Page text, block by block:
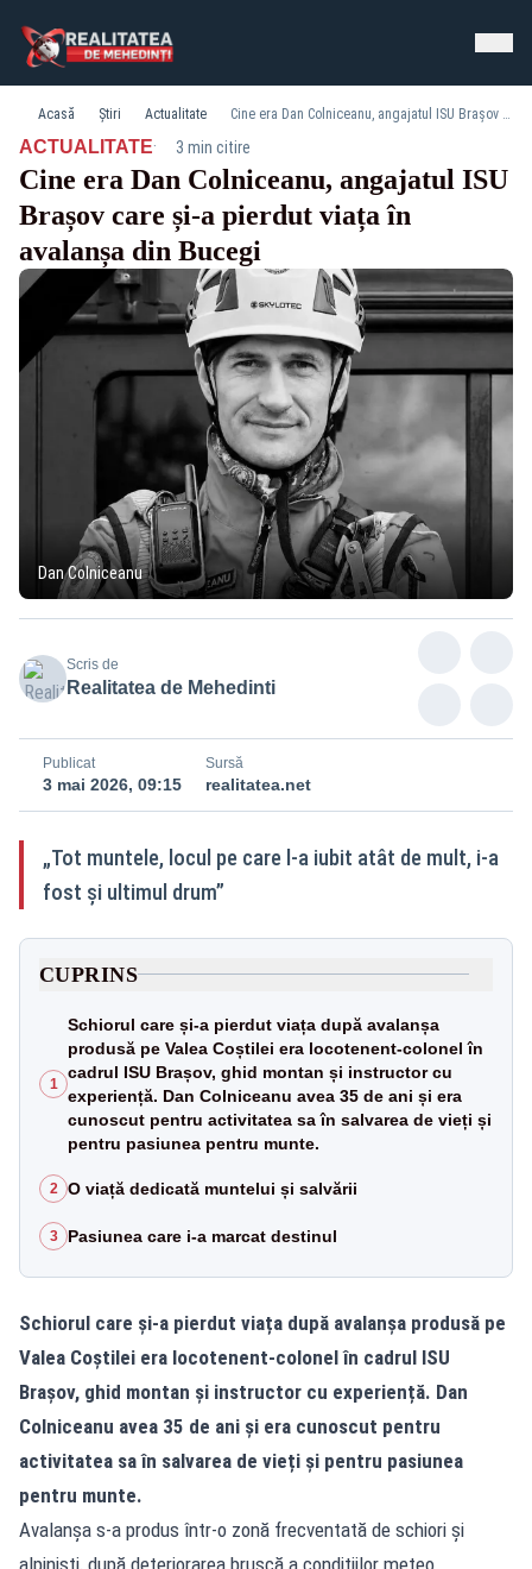
Acasă Știri Actualitate Cine era Dan Colniceanu, angajatul ISU Brașov care și-a pierdut viața în avalanșa din Bucegi
ACTUALITATE· 3 min citire
Cine era Dan Colniceanu, angajatul ISU
Brașov care și-a pierdut viața în
avalanșa din Bucegi
Dan Colniceanu
Scris de
Realitatea de Mehedinti
Publicat
3 mai 2026, 09:15
Sursă
realitatea.net
„Tot muntele, locul pe care l-a iubit atât de mult, i-a
fost şi ultimul drum”
CUPRINS
1
Schiorul care și-a pierdut viața după avalanșa
produsă pe Valea Coștilei era locotenent-colonel în
cadrul ISU Brașov, ghid montan și instructor cu
experiență. Dan Colniceanu avea 35 de ani și era
cunoscut pentru activitatea sa în salvarea de vieți și
pentru pasiunea pentru munte.
2 O viață dedicată muntelui și salvării
3 Pasiunea care i-a marcat destinul
Schiorul care și-a pierdut viața după avalanșa produsă pe
Valea Coștilei era locotenent-colonel în cadrul ISU
Brașov, ghid montan și instructor cu experiență. Dan
Colniceanu avea 35 de ani și era cunoscut pentru
activitatea sa în salvarea de vieți și pentru pasiunea
pentru munte.
Avalanșa s-a produs într-o zonă frecventată de schiori și
alpiniști, după deteriorarea bruscă a condițiilor meteo.